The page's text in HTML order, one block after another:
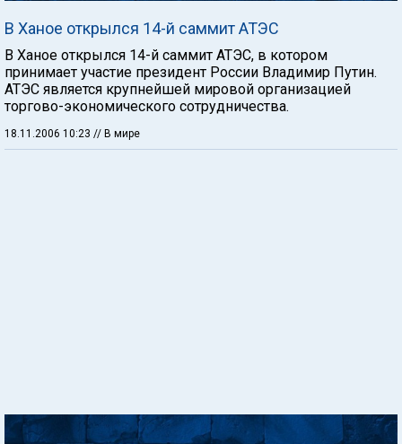
В Ханое открылся 14-й саммит АТЭС
В Ханое открылся 14-й саммит АТЭС, в котором
принимает участие президент России Владимир Путин.
АТЭС является крупнейшей мировой организацией
торгово-экономического сотрудничества.
18.11.2006 10:23 // В мире